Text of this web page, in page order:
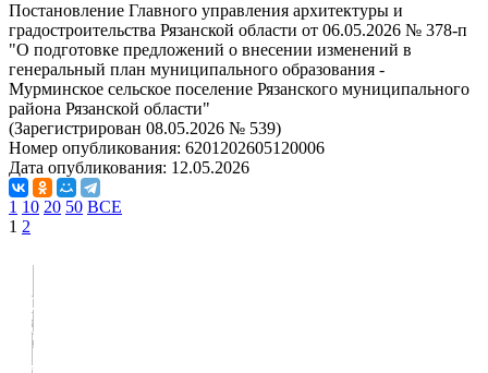
Постановление Главного управления архитектуры и
градостроительства Рязанской области от 06.05.2026 № 378-п
"О подготовке предложений о внесении изменений в
генеральный план муниципального образования -
Мурминское сельское поселение Рязанского муниципального
района Рязанской области"
(Зарегистрирован 08.05.2026 № 539)
Номер опубликования: 6201202605120006
Дата опубликования: 12.05.2026
1 10 20 50 ВСЕ
1 2